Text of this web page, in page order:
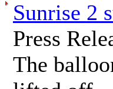
Sunrise 2
Press
The